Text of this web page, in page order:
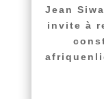
Jean
invite à